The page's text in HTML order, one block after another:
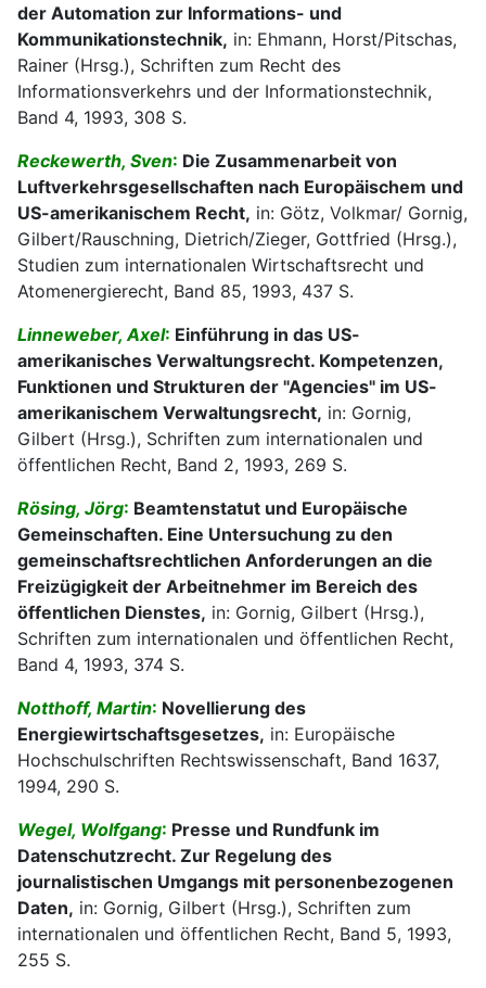
der Automation zur Informations- und
Kommunikationstechnik, in: Ehmann, Horst/Pitschas,
Rainer (Hrsg.), Schriften zum Recht des
Informationsverkehrs und der Informationstechnik,
Band 4, 1993, 308 S.
Reckewerth, Sven: Die Zusammenarbeit von
Luftverkehrsgesellschaften nach Europäischem und
US-amerikanischem Recht, in: Götz, Volkmar/ Gornig,
Gilbert/Rauschning, Dietrich/Zieger, Gottfried (Hrsg.),
Studien zum internationalen Wirtschaftsrecht und
Atomenergierecht, Band 85, 1993, 437 S.
Linneweber, Axel: Einführung in das US-
amerikanisches Verwaltungsrecht. Kompetenzen,
Funktionen und Strukturen der "Agencies" im US-
amerikanischem Verwaltungsrecht, in: Gornig,
Gilbert (Hrsg.), Schriften zum internationalen und
öffentlichen Recht, Band 2, 1993, 269 S.
Rösing, Jörg: Beamtenstatut und Europäische
Gemeinschaften. Eine Untersuchung zu den
gemeinschaftsrechtlichen Anforderungen an die
Freizügigkeit der Arbeitnehmer im Bereich des
öffentlichen Dienstes, in: Gornig, Gilbert (Hrsg.),
Schriften zum internationalen und öffentlichen Recht,
Band 4, 1993, 374 S.
Notthoff, Martin: Novellierung des
Energiewirtschaftsgesetzes, in: Europäische
Hochschulschriften Rechtswissenschaft, Band 1637,
1994, 290 S.
Wegel, Wolfgang: Presse und Rundfunk im
Datenschutzrecht. Zur Regelung des
journalistischen Umgangs mit personenbezogenen
Daten, in: Gornig, Gilbert (Hrsg.), Schriften zum
internationalen und öffentlichen Recht, Band 5, 1993,
255 S.